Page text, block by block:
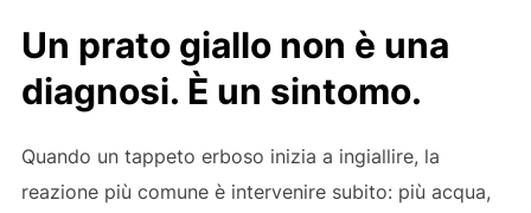
Un prato giallo non è una
diagnosi. È un sintomo.
Quando un tappeto erboso inizia a ingiallire, la
reazione più comune è intervenire subito: più acqua,